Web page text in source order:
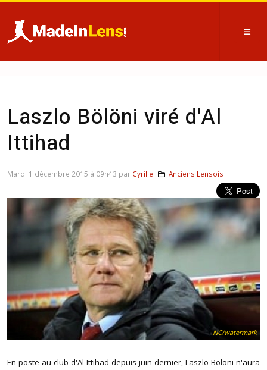
Laszlo Bölöni viré d'Al
Ittihad
NC/watermark
En poste au club d'Al Ittihad depuis juin dernier, Laszlö Bölöni n'aura
Mardi 1 décembre 2015 à 09h43 par Cyrille Anciens Lensois